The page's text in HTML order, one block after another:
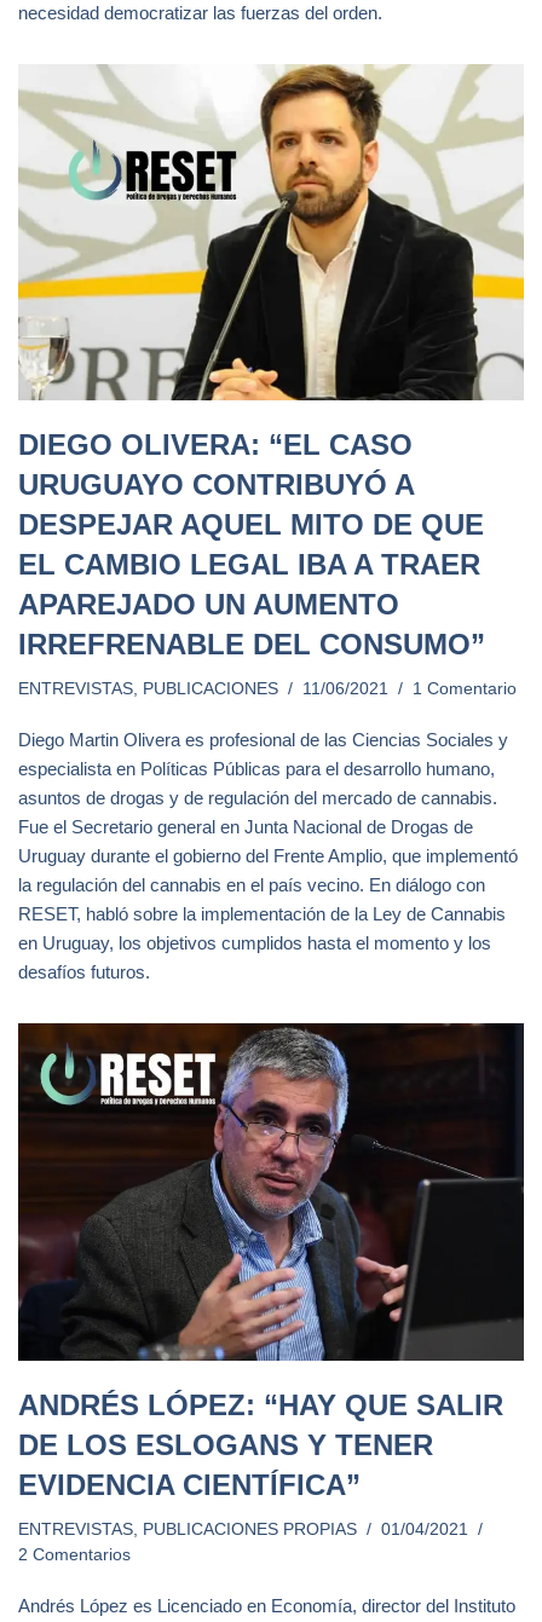
necesidad democratizar las fuerzas del orden.
DIEGO OLIVERA: “EL CASO
URUGUAYO CONTRIBUYÓ A
DESPEJAR AQUEL MITO DE QUE
EL CAMBIO LEGAL IBA A TRAER
APAREJADO UN AUMENTO
IRREFRENABLE DEL CONSUMO”
ENTREVISTAS, PUBLICACIONES 11/06/2021 1 Comentario
Diego Martin Olivera es profesional de las Ciencias Sociales y
especialista en Políticas Públicas para el desarrollo humano,
asuntos de drogas y de regulación del mercado de cannabis.
Fue el Secretario general en Junta Nacional de Drogas de
Uruguay durante el gobierno del Frente Amplio, que implementó
la regulación del cannabis en el país vecino. En diálogo con
RESET, habló sobre la implementación de la Ley de Cannabis
en Uruguay, los objetivos cumplidos hasta el momento y los
desafíos futuros.
ANDRÉS LÓPEZ: “HAY QUE SALIR
DE LOS ESLOGANS Y TENER
EVIDENCIA CIENTÍFICA”
ENTREVISTAS PUBLICACIONES PROPIAS
01/04/2021
2 Comentarios
Andrés López es Licenciado en Economía, director del Instituto